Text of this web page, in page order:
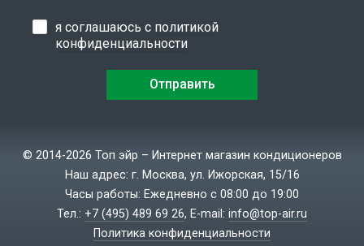
я соглашаюсь с политикой
конфиденциальности
© 2014-2026 Топ эйр – Интернет магазин кондиционеров
Наш адрес: г. Москва, ул. Ижорская, 15/16
Часы работы: Ежедневно с 08:00 до 19:00
Тел.: +7 (495) 489 69 26, E-mail: info@top-air.ru
Политика конфиденциальности